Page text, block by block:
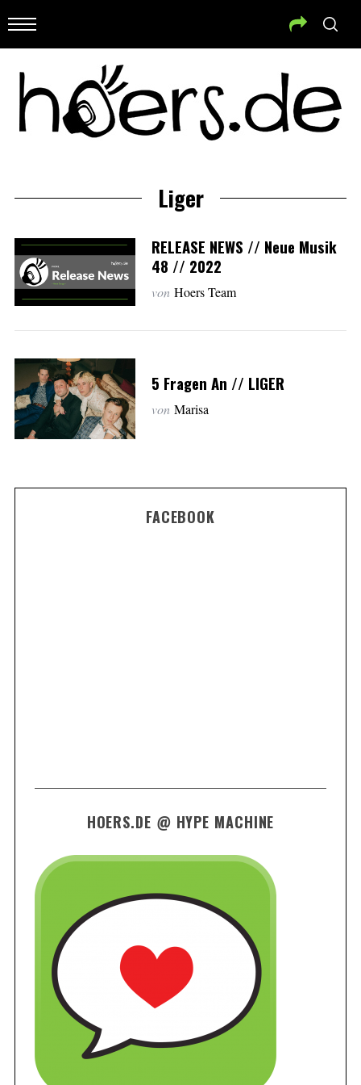
Liger
RELEASE NEWS // Neue Musik
48 // 2022
von Hoers Team
5 Fragen An // LIGER
von Marisa
FACEBOOK
HOERS.DE @ HYPE MACHINE